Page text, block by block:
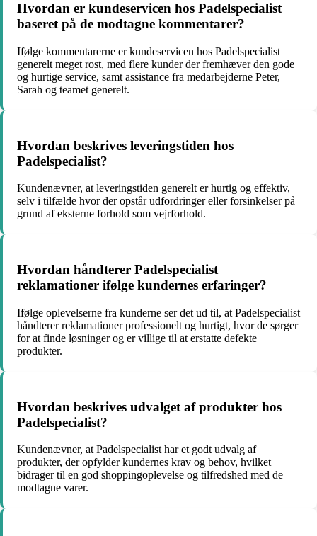
Hvordan er kundeservicen hos Padelspecialist
baseret på de modtagne kommentarer?
Ifølge kommentarerne er kundeservicen hos Padelspecialist
generelt meget rost, med flere kunder der fremhæver den gode
og hurtige service, samt assistance fra medarbejderne Peter,
Sarah og teamet generelt.
Hvordan beskrives leveringstiden hos
Padelspecialist?
Kundenævner, at leveringstiden generelt er hurtig og effektiv,
selv i tilfælde hvor der opstår udfordringer eller forsinkelser på
grund af eksterne forhold som vejrforhold.
Hvordan håndterer Padelspecialist
reklamationer ifølge kundernes erfaringer?
Ifølge oplevelserne fra kunderne ser det ud til, at Padelspecialist
håndterer reklamationer professionelt og hurtigt, hvor de sørger
for at finde løsninger og er villige til at erstatte defekte
produkter.
Hvordan beskrives udvalget af produkter hos
Padelspecialist?
Kundenævner, at Padelspecialist har et godt udvalg af
produkter, der opfylder kundernes krav og behov, hvilket
bidrager til en god shoppingoplevelse og tilfredshed med de
modtagne varer.